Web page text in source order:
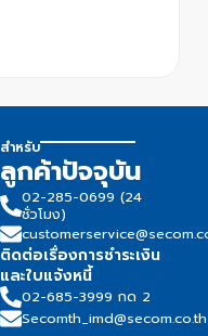
สำหรับ
ลูกค้าปัจจุบัน
02-285-0699 (24
ชั่วโมง)
ติดต่อเรื่องการชำระเงิน
และใบแจ้งหนี้
02-685-3999 กด 2
Secomth_imd@secom.co.th